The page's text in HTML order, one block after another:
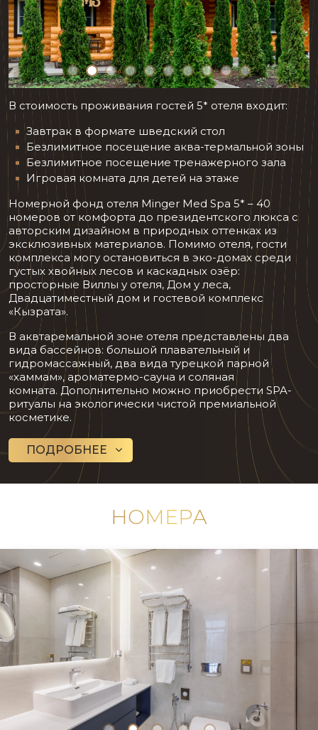
В стоимость проживания гостей 5* отеля входит:
Завтрак в формате шведский стол
Безлимитное посещение аква-термальной зоны
Безлимитное посещение тренажерного зала
Игровая комната для детей на этаже
Номерной фонд отеля Minger Med Spa 5* – 40
номеров от комфорта до президентского люкса с
авторским дизайном в природных оттенках из
эксклюзивных материалов. Помимо отеля, гости
комплекса могу остановиться в эко-домах среди
густых хвойных лесов и каскадных озёр:
просторные Виллы у отеля, Дом у леса,
Двадцатиместный дом и гостевой комплекс
«Кызрата».
В аквтаремальной зоне отеля представлены два
вида бассейнов: большой плавательный и
гидромассажный, два вида турецкой парной
«хаммам», ароматермо-сауна и соляная
комната. Дополнительно можно приобрести SPA-
ритуалы на экологически чистой премиальной
косметике.
ПОДРОБНЕЕ
НОМЕРА